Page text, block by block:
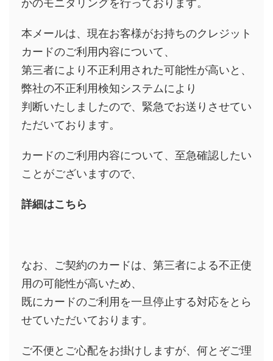
かのモニタリングを行っております。
本メールは、現在お客様がお持ちのクレジット
カードのご利用内容について、
第三者により不正利用された可能性が高いと、
弊社の不正利用検知システムにより
判断いたしましたので、緊急でお送りさせてい
ただいております。
カードのご利用内容について、至急確認したい
ことがございますので、
詳細はこちら
なお、ご契約のカードは、第三者による不正使
用の可能性が高いため、
既にカードのご利用を一旦停止する対応をとら
せていただいております。
ご不便とご心配をお掛けしますが、何とぞご理